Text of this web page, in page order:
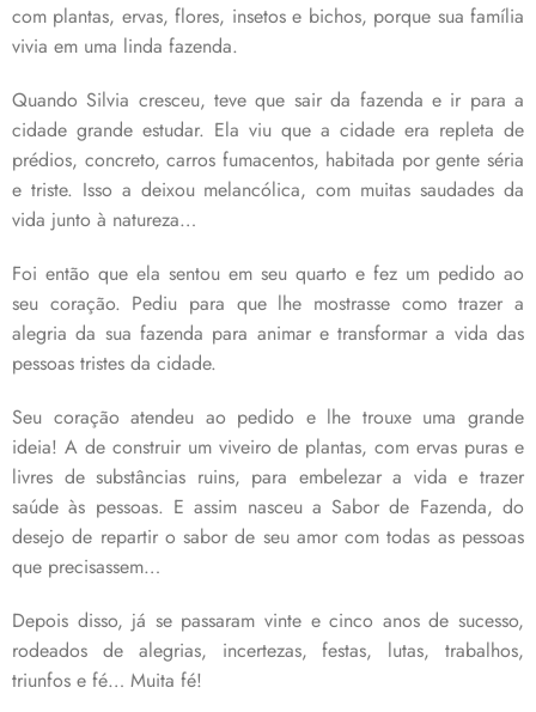
com plantas, ervas, flores, insetos e bichos, porque sua família
vivia em uma linda fazenda.
Quando Silvia cresceu, teve que sair da fazenda e ir para a
cidade grande estudar. Ela viu que a cidade era repleta de
prédios, concreto, carros fumacentos, habitada por gente séria
e triste. Isso a deixou melancólica, com muitas saudades da
vida junto à natureza…
Foi então que ela sentou em seu quarto e fez um pedido ao
seu coração. Pediu para que lhe mostrasse como trazer a
alegria da sua fazenda para animar e transformar a vida das
pessoas tristes da cidade.
Seu coração atendeu ao pedido e lhe trouxe uma grande
ideia! A de construir um viveiro de plantas, com ervas puras e
livres de substâncias ruins, para embelezar a vida e trazer
saúde às pessoas. E assim nasceu a Sabor de Fazenda, do
desejo de repartir o sabor de seu amor com todas as pessoas
que precisassem…
Depois disso, já se passaram vinte e cinco anos de sucesso,
rodeados de alegrias, incertezas, festas, lutas, trabalhos,
triunfos e fé… Muita fé!